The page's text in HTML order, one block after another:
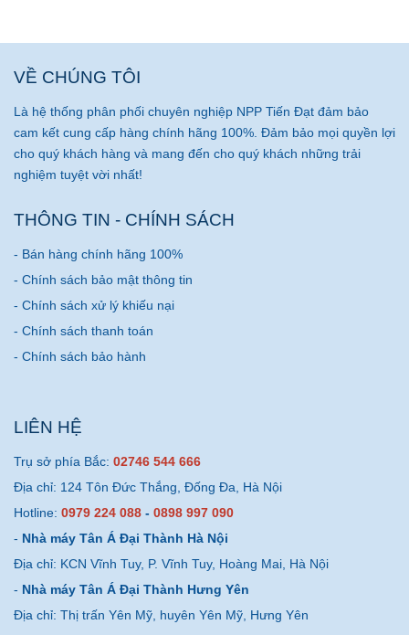
VỀ CHÚNG TÔI
Là hệ thống phân phối chuyên nghiệp NPP Tiến Đạt đảm bảo
cam kết cung cấp hàng chính hãng 100%. Đảm bảo mọi quyền lợi
cho quý khách hàng và mang đến cho quý khách những trải
nghiệm tuyệt vời nhất!
THÔNG TIN - CHÍNH SÁCH
- Bán hàng chính hãng 100%
- Chính sách bảo mật thông tin
- Chính sách xử lý khiếu nại
- Chính sách thanh toán
- Chính sách bảo hành
LIÊN HỆ
Trụ sở phía Bắc: 02746 544 666
Địa chỉ: 124 Tôn Đức Thắng, Đống Đa, Hà Nội
Hotline: 0979 224 088 - 0898 997 090
- Nhà máy Tân Á Đại Thành Hà Nội
Địa chỉ: KCN Vĩnh Tuy, P. Vĩnh Tuy, Hoàng Mai, Hà Nội
- Nhà máy Tân Á Đại Thành Hưng Yên
Địa chỉ: Thị trấn Yên Mỹ, huyên Yên Mỹ, Hưng Yên